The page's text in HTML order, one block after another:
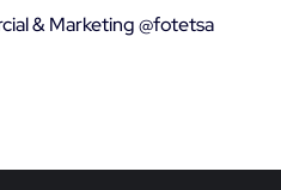
& Marketing @fotetsa